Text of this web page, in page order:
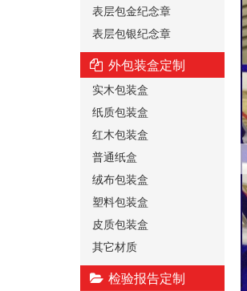
表层包金纪念章
表层包银纪念章
外包装盒定制
实木包装盒
纸质包装盒
红木包装盒
普通纸盒
绒布包装盒
塑料包装盒
皮质包装盒
其它材质
检验报告定制